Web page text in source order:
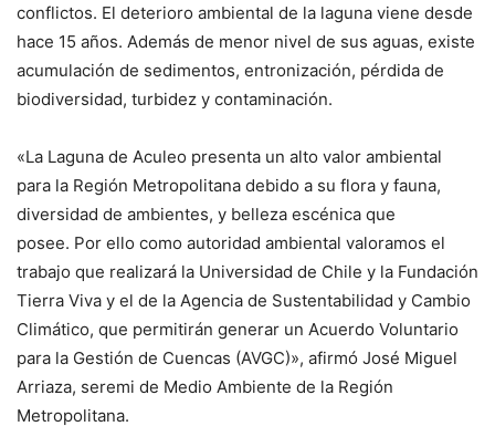
conflictos. El deterioro ambiental de la laguna viene desde
hace 15 años. Además de menor nivel de sus aguas, existe
acumulación de sedimentos, entronización, pérdida de
biodiversidad, turbidez y contaminación.
«La Laguna de Aculeo presenta un alto valor ambiental
para la Región Metropolitana debido a su flora y fauna,
diversidad de ambientes, y belleza escénica que
posee. Por ello como autoridad ambiental valoramos el
trabajo que realizará la Universidad de Chile y la Fundación
Tierra Viva y el de la Agencia de Sustentabilidad y Cambio
Climático, que permitirán generar un Acuerdo Voluntario
para la Gestión de Cuencas (AVGC)», afirmó José Miguel
Arriaza, seremi de Medio Ambiente de la Región
Metropolitana.